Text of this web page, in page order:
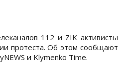
112 и ZIK активисты
протеста. Об этом сообщают
и Klymenko Time.